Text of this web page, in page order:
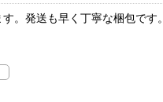
。発送も早く丁寧な梱包です。